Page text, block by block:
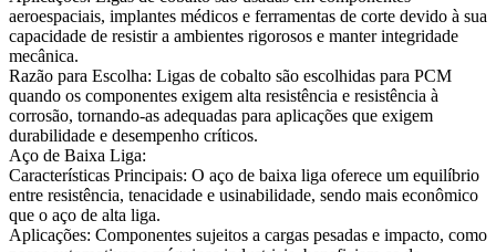
aeroespaciais, implantes médicos e ferramentas de corte devido à sua
capacidade de resistir a ambientes rigorosos e manter integridade
mecânica.
Razão para Escolha: Ligas de cobalto são escolhidas para PCM
quando os componentes exigem alta resistência e resistência à
corrosão, tornando-as adequadas para aplicações que exigem
durabilidade e desempenho críticos.
Aço de Baixa Liga:
Características Principais: O aço de baixa liga oferece um equilíbrio
entre resistência, tenacidade e usinabilidade, sendo mais econômico
que o aço de alta liga.
Aplicações: Componentes sujeitos a cargas pesadas e impacto, como